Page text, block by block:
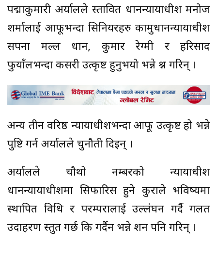
पद्माकुमारी अर्यालले प्रस्तावित प्रधानन्यायाधीश मनोज
शर्मालाई आफूभन्दा सिनियरहरु कामुप्रधानन्यायाधीश
सपना मल्ल प्रधान, कुमार रेग्मी र हरिप्रसाद
फुयाँलभन्दा कसरी उत्कृष्ट हुनुभयो भन्ने प्रश्न गरिन् ।
अन्य तीन वरिष्ठ न्यायाधीशभन्दा आफू उत्कृष्ट हो भन्ने
पुष्टि गर्न अर्यालले चुनौती दिइन् ।
अर्यालले चौथो नम्बरको न्यायाधीश
प्रधानन्यायाधीशमा सिफारिस हुने कुराले भविष्यमा
स्थापित विधि र परम्परालाई उल्लंघन गर्दै गलत
उदाहरण प्रस्तुत गर्छ कि गर्दैन भन्ने प्रशन पनि गरिन् ।